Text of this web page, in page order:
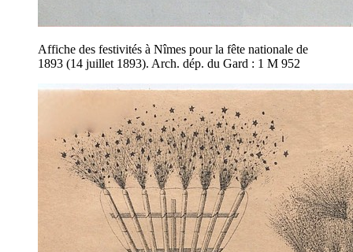
Affiche des festivités à Nîmes pour la fête nationale de
1893 (14 juillet 1893). Arch. dép. du Gard : 1 M 952